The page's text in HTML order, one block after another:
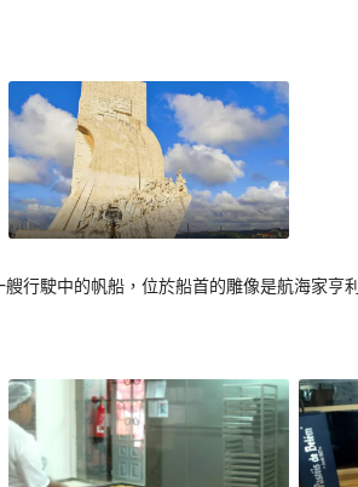
行駛中的帆船，位於船首的雕像是航海家亨